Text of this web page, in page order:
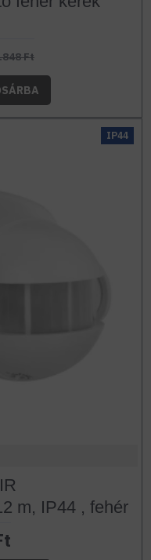
Ft
IP44
m, IP44 , fehér